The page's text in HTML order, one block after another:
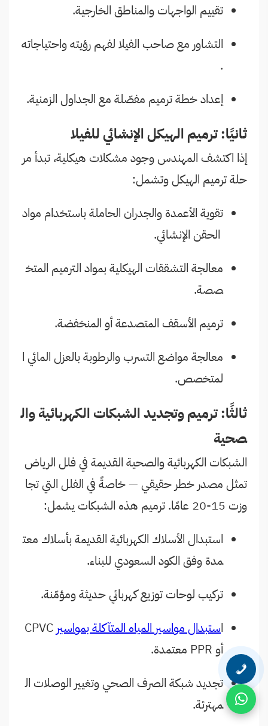
تقييم الواجهات والمناطق الخارجية.
التشاور مع صاحب الفيلا لفهم رؤيته واحتياجاته
.
إعداد خطة ترميم مفصّلة مع الجداول الزمنية.
ثانيًا: ترميم الهيكل الإنشائي للفيلا
إذا اكتشف المهندس وجود مشكلات هيكلية، تبدأ مر
حلة ترميم الهيكل وتشمل:
تقوية الأعمدة والجدران الحاملة باستخدام مواد
الحقن الإنشائي.
معالجة التشققات الهيكلية بمواد الترميم المتخ
صصة.
ترميم الأسقف المتصدعة أو المنخفضة.
معالجة مواضع التسرب والرطوبة بالعزل المائي ا
لمتخصص.
ثالثًا: ترميم وتجديد الشبكات الكهربائية وال
صحية
الشبكات الكهربائية والصحية القديمة في فلل الرياض
تمثل مصدر خطر حقيقي — خاصةً في الفلل التي تجا
وزت 15-20 عامًا. ترميم هذه الشبكات يشمل:
استبدال الأسلاك الكهربائية القديمة بأسلاك معت
مدة وفق الكود السعودي للبناء.
تركيب لوحات توزيع كهربائي حديثة ومؤمّنة.
استبدال مواسير المياه المتآكلة بمواسير
أو PPR معتمدة.
تجديد شبكة الصرف الصحي وتغيير الوصلات ال
مهترئة.